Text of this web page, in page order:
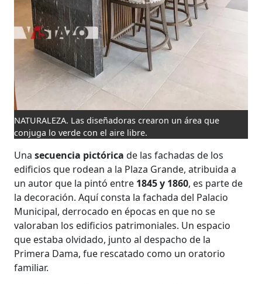
NATURALEZA. Las diseñadoras crearon un área que
conjuga lo verde con el aire libre.
Unasecuencia pictóricade las fachadas de los
edificios que rodean a la Plaza Grande, atribuida a
un autor que la pintó entre 1845 y 1860, es parte de
la decoración. Aquí consta la fachada del Palacio
Municipal, derrocado en épocas en que no se
valoraban los edificios patrimoniales. Un espacio
que estaba olvidado, junto al despacho de la
Primera Dama, fue rescatado como un oratorio
familiar.